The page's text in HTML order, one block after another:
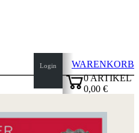
Login
WARENKORB
0ARTIKEL
0,00 €
Seitenanfang
Neuheiten